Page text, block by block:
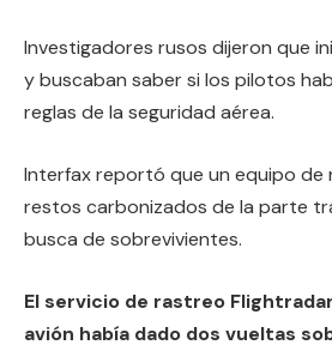
Investigadores rusos dijeron que
y buscaban saber si los pilotos
reglas de la seguridad aérea.
Interfax reportó que un equipo de
restos carbonizados de la parte
busca de sobrevivientes.
El servicio de rastreo
avión había dado dos vueltas